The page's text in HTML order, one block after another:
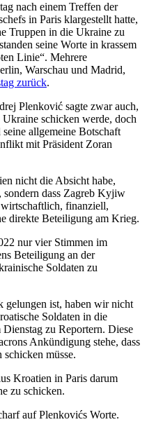
nach einem Treffen der
in Paris klargestellt hatte,
Truppen in die Ukraine zu
seine Worte in krassem
Linie“. Mehrere
Warschau und Madrid,
zurück.
Plenković sagte zwar auch,
schicken werde, doch
allgemeine Botschaft
mit Präsident Zoran
nicht die Absicht habe,
sondern dass Zagreb Kyjiw
finanziell,
direkte Beteiligung am Krieg.
nur vier Stimmen im
Beteiligung an der
Soldaten zu
gelungen ist, haben wir nicht
Soldaten in die
zu Reportern. Diese
Ankündigung stehe, dass
müsse.
Kroatien in Paris darum
zu schicken.
auf Plenkovićs Worte.